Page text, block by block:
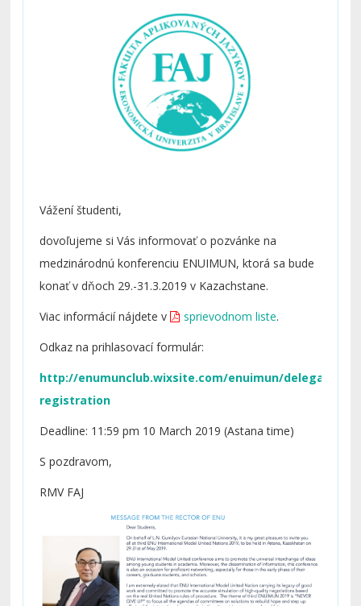
Vážení študenti,
dovoľujeme si Vás informovať o pozvánke na
medzinárodnú konferenciu ENUIMUN, ktorá sa bude
konať v dňoch 29.-31.3.2019 v Kazachstane.
Viac informácií nájdete v
sprievodnom liste.
Odkaz na prihlasovací formulár:
http://enumunclub.wixsite.com/enuimun/delegate-
registration
Deadline: 11:59 pm 10 March 2019 (Astana time)
S pozdravom,
RMV FAJ